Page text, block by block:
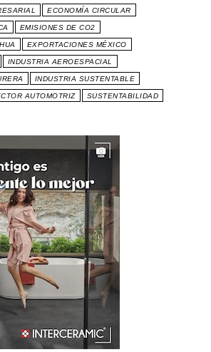
ECONOMÍA CIRCULAR
EMISIONES DE CO2
EXPORTACIONES MÉXICO
INDUSTRIA AEROESPACIAL
INDUSTRIA SUSTENTABLE
AUTOMOTRIZ SUSTENTABILIDAD